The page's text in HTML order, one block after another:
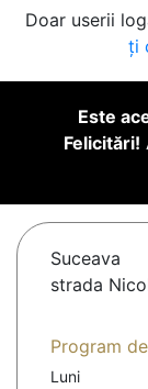
Doar userii
ți
Este
Felicitări!
Suceava
strada
Program
Luni